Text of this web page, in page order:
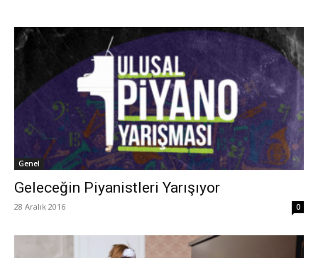
Genel
Geleceğin Piyanistleri Yarışıyor
28 Aralık 2016 0